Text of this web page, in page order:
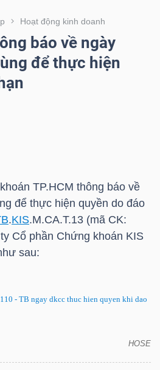
Hoạt động kinh doanh
báo về ngày
để thực hiện
TP.HCM thông báo về
để thực hiện quyền do đáo
.KIS.M.CA.T.13 (mã CK:
Cổ phần Chứng khoán KIS
sau:
- TB ngay dkcc thuc hien quyen khi dao
HOSE